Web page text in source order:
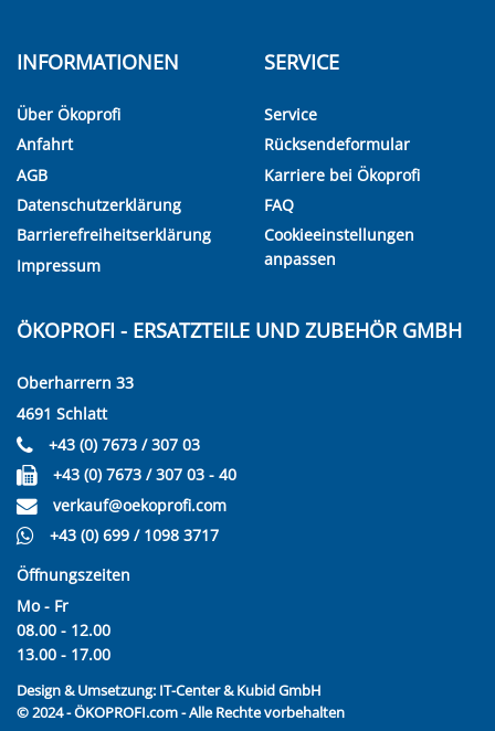
INFORMATIONEN
Über Ökoprofi
Anfahrt
AGB
Datenschutzerklärung
Barrierefreiheitserklärung
Impressum
SERVICE
Service
Rücksendeformular
Karriere bei Ökoprofi
FAQ
Cookieeinstellungen
anpassen
ÖKOPROFI - ERSATZTEILE UND ZUBEHÖR GMBH
Oberharrern 33
4691 Schlatt
+43 (0) 7673 / 307 03
+43 (0) 7673 / 307 03 - 40
verkauf@oekoprofi.com
+43 (0) 699 / 1098 3717
Öffnungszeiten
Mo - Fr
08.00 - 12.00
13.00 - 17.00
Design & Umsetzung: IT-Center & Kubid GmbH
© 2024 - ÖKOPROFI.com - Alle Rechte vorbehalten